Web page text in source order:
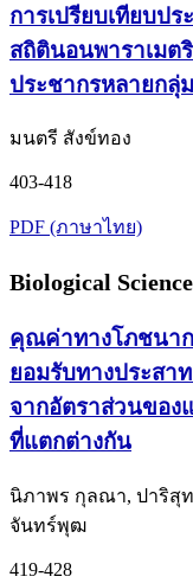
การเปรียบเทียบป
สถิตินอนพาราเมต
ประชากรหลายกลุ่
มนตรี สังข์ทอง
403-418
PDF (ภาษาไทย)
Biological
คุณค่าทางโภชนา
ยอมรับทางประสา
จากอัตราส่วนของ
ที่แตกต่างกัน
นิภาพร กุลณา, ปาริสุ
จันทร์พุฒ
419-428